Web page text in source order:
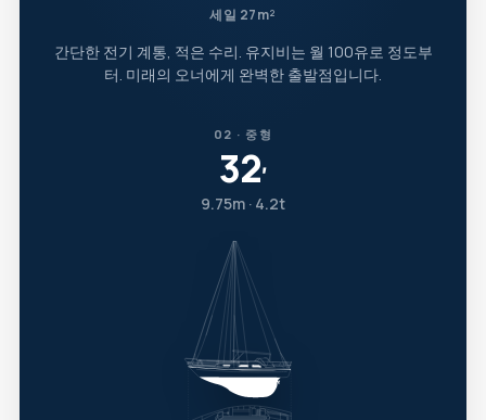
세일 27m²
간단한 전기 계통, 적은 수리. 유지비는 월 100유로 정도부
터. 미래의 오너에게 완벽한 출발점입니다.
02 · 중형
32′
9.75m · 4.2t